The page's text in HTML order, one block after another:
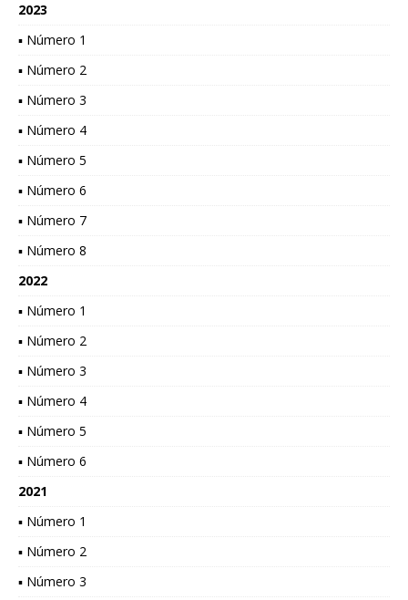
2023
▪ Número 1
▪ Número 2
▪ Número 3
▪ Número 4
▪ Número 5
▪ Número 6
▪ Número 7
▪ Número 8
2022
▪ Número 1
▪ Número 2
▪ Número 3
▪ Número 4
▪ Número 5
▪ Número 6
2021
▪ Número 1
▪ Número 2
▪ Número 3